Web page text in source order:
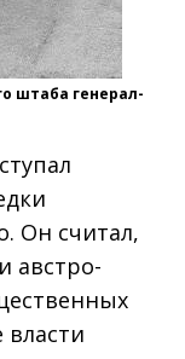
штаба генерал-
Он считал,
австро-
власти